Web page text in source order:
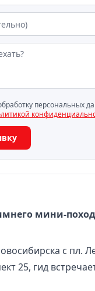
персональных
мини-
с пл.
25, гид